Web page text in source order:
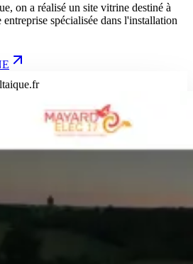
on a réalisé un site vitrine destiné à
entreprise spécialisée dans l'installation